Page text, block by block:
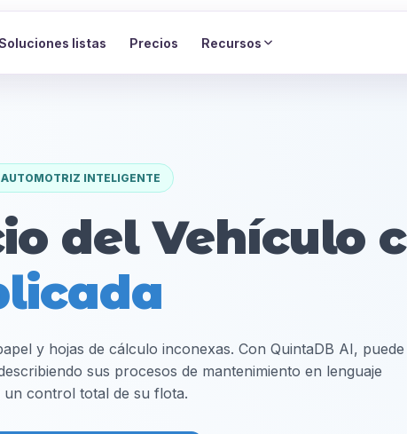
listas Precios Recursos
INTELIGENTE
del Vehículo
y hojas de cálculo inconexas. Con QuintaDB AI, puede
sus procesos de mantenimiento en lenguaje
control total de su flota.